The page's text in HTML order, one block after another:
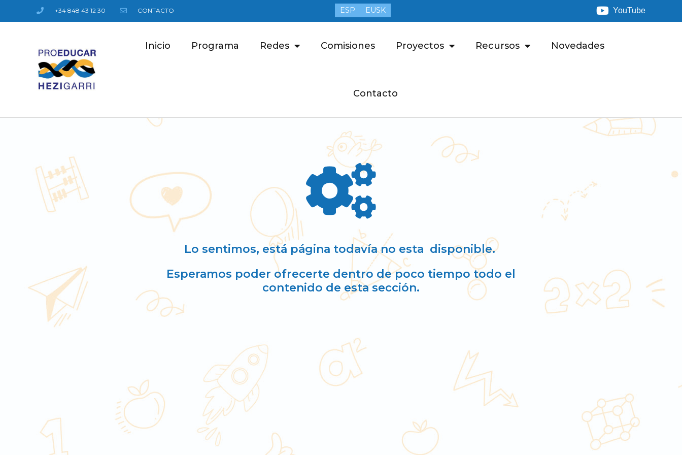
+34 848 43 12 30 CONTACTO ESP EUSK YouTube
Inicio Programa Redes Comisiones Proyectos Recursos Novedades
Contacto
Lo sentimos, está página todavía no esta disponible.
Esperamos poder ofrecerte dentro de poco tiempo todo el
contenido de esta sección.